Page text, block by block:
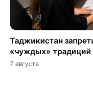
Таджикистан
«чуждых» традиций
7 августа